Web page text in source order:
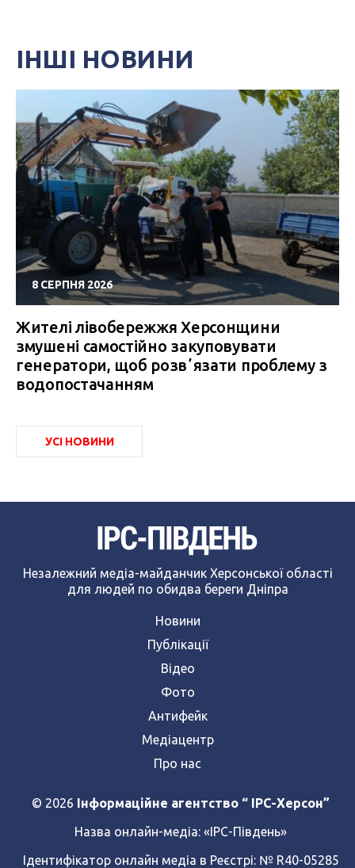
ІНШІ НОВИНИ
8 СЕРПНЯ 2026
Жителі лівобережжя Херсонщини
змушені самостійно закуповувати
генератори, щоб розвʼязати проблему з
водопостачанням
УСІ НОВИНИ
Незалежний медіа-майданчик Херсонської області
для людей по обидва береги Дніпра
Новини
Публікації
Відео
Фото
Антифейк
Медіацентр
Про нас
© 2026 Інформаційне агентство “ IPC-Херсон”
Назва онлайн-медіа: «ІРС-Південь»
Ідентифікатор онлайн медіа в Реєстрі: № R40-05285